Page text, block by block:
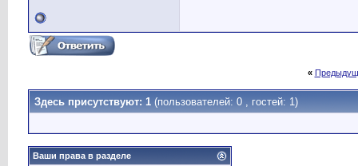
«
Здесь присутствуют: 1 (пользователей: 0 , гостей: 1)
Ваши права в разделе